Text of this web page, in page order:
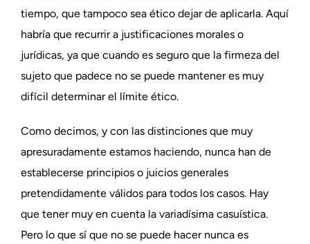
tiempo, que tampoco sea ético dejar de aplicarla. Aquí
habría que recurrir a justificaciones morales o
jurídicas, ya que cuando es seguro que la firmeza del
sujeto que padece no se puede mantener es muy
difícil determinar el límite ético.
Como decimos, y con las distinciones que muy
apresuradamente estamos haciendo, nunca han de
establecerse principios o juicios generales
pretendidamente válidos para todos los casos. Hay
que tener muy en cuenta la variadísima casuística.
Pero lo que sí que no se puede hacer nunca es